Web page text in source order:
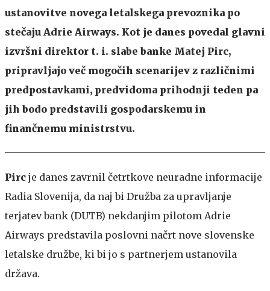
ustanovitve novega letalskega prevoznika po
stečaju Adrie Airways. Kot je danes povedal glavni
izvršni direktor t. i. slabe banke Matej Pirc,
pripravljajo več mogočih scenarijev z različnimi
predpostavkami, predvidoma prihodnji teden pa
jih bodo predstavili gospodarskemu in
finančnemu ministrstvu.
Pirc je danes zavrnil četrtkove neuradne informacije
Radia Slovenija, da naj bi Družba za upravljanje
terjatev bank (DUTB) nekdanjim pilotom Adrie
Airways predstavila poslovni načrt nove slovenske
letalske družbe, ki bi jo s partnerjem ustanovila
država.